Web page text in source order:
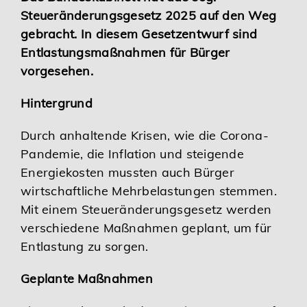
Karriere
Services
Steueränderungsgesetz 2025 auf den Weg
gebracht. In diesem Gesetzentwurf sind
Entlastungsmaßnahmen für Bürger
vorgesehen.
Hintergrund
Durch anhaltende Krisen, wie die Corona-
Pandemie, die Inflation und steigende
Energiekosten mussten auch Bürger
wirtschaftliche Mehrbelastungen stemmen.
Mit einem Steueränderungsgesetz werden
verschiedene Maßnahmen geplant, um für
Entlastung zu sorgen.
Geplante Maßnahmen